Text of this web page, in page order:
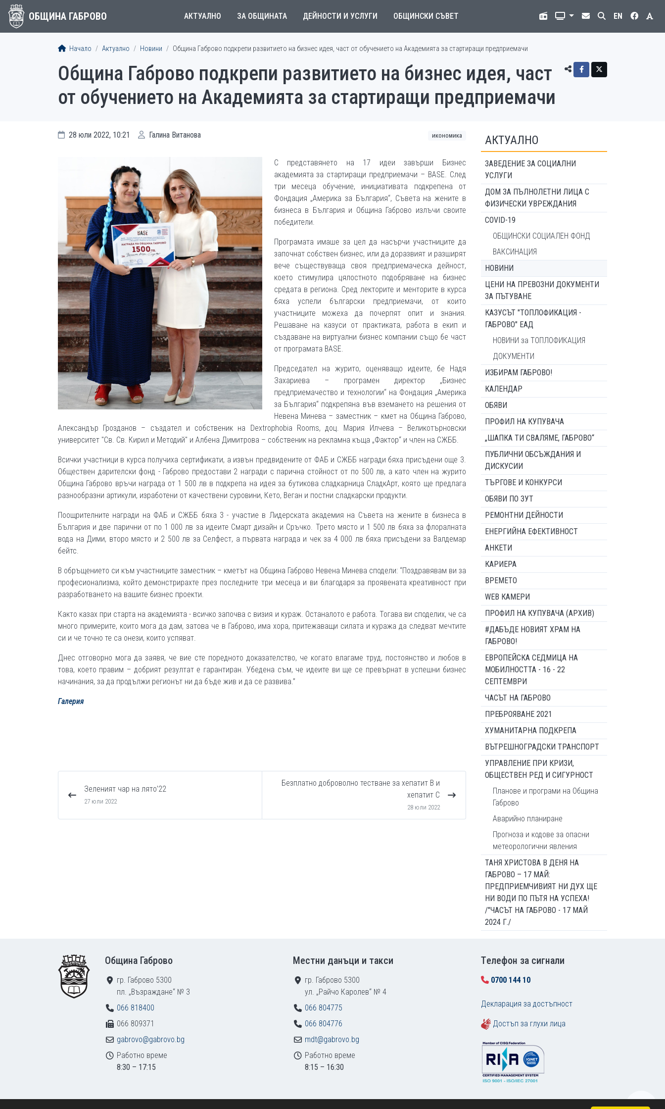
ОБЩИНА ГАБРОВО АКТУАЛНО ЗА ОБЩИНАТА ДЕЙНОСТИ И УСЛУГИ ОБЩИНСКИ СЪВЕТ EN
Начало Актуално Новини Община Габрово подкрепи развитието на бизнес идея, част от обучението на Академията за стартиращи предприемачи
Община Габрово подкрепи развитието на бизнес идея, част
от обучението на Академията за стартиращи предприемачи
28 юли 2022, 10:21 Галина Витанова икономика
С представянето на 17 идеи завърши Бизнес
академията за стартиращи предприемачи – BASE. След
три месеца обучение, инициативата подкрепена от
Фондация „Америка за България“, Съвета на жените в
бизнеса в България и Община Габрово излъчи своите
победители.
Програмата имаше за цел да насърчи участниците да
започнат собствен бизнес, или да доразвият и разширят
вече съществуваща своя предприемаческа дейност,
което стимулира цялостното подобряване на бизнес
средата в региона. Сред лекторите и менторите в курса
бяха успели български предприемачи, от които
участниците можеха да почерпят опит и знания.
Решаване на казуси от практиката, работа в екип и
създаване на виртуални бизнес компании също бе част
от програмата BASE.
Председател на журито, оценяващо идеите, бе Надя
Захариева – програмен директор „Бизнес
предприемачество и технологии“ на Фондация „Америка
за България“ подкрепяна във вземането на решения от
Невена Минева – заместник – кмет на Община Габрово,
Александър Грозданов – създател и собственик на Dextrophobia Rooms, доц. Мария Илчева – Великотърновски
университет "Св. Св. Кирил и Методий" и Албена Димитрова – собственик на рекламна къща „Фактор“ и член на СЖББ.
Всички участници в курса получиха сертификати, а извън предвидените от ФАБ и СЖББ награди бяха присъдени още 3.
Обществен дарителски фонд - Габрово предостави 2 награди с парична стойност от по 500 лв, а като член на журито
Община Габрово връчи награда от 1 500 лв в подкрепа на идея за бутикова сладкарница СладкАрт, която ще предлага
разнообразни артикули, изработени от качествени суровини, Кето, Веган и постни сладкарски продукти.
Поощрителните награди на ФАБ и СЖББ бяха 3 - участие в Лидерската академия на Съвета на жените в бизнеса в
България и две парични от по 1 000 лв за идеите Смарт дизайн и Сръчко. Трето място и 1 500 лв бяха за флоралната
вода на Дими, второ място и 2 500 лв за Селфест, а първата награда и чек за 4 000 лв бяха присъдени за Валдемар
бейтс.
В обръщението си към участниците заместник – кметът на Община Габрово Невена Минева сподели: “Поздравявам ви за
професионализма, който демонстрирахте през последните три месеца и ви благодаря за проявената креативност при
разработването на вашите бизнес проекти.
Както казах при старта на академията - всичко започва с визия и кураж. Останалото е работа. Тогава ви споделих, че са
много примерите, които мога да дам, затова че в Габрово, има хора, притежаващи силата и куража да следват мечтите
си и че точно те са онези, които успяват.
Днес отговорно мога да заявя, че вие сте поредното доказателство, че когато влагаме труд, постоянство и любов в
това, което правим – добрият резултат е гарантиран. Убедена съм, че идеите ви ще се превърнат в успешни бизнес
начинания, за да продължи регионът ни да бъде жив и да се развива.”
Галерия
Зеленият чар на лято’22
27 юли 2022
Безплатно доброволно тестване за хепатит В и
хепатит С
28 юли 2022
АКТУАЛНО
ЗАВЕДЕНИЕ ЗА СОЦИАЛНИ
УСЛУГИ
ДОМ ЗА ПЪЛНОЛЕТНИ ЛИЦА С
ФИЗИЧЕСКИ УВРЕЖДАНИЯ
COVID-19
ОБЩИНСКИ СОЦИАЛЕН ФОНД
ВАКСИНАЦИЯ
НОВИНИ
ЦЕНИ НА ПРЕВОЗНИ ДОКУМЕНТИ
ЗА ПЪТУВАНЕ
КАЗУСЪТ "ТОПЛОФИКАЦИЯ -
ГАБРОВО" ЕАД
НОВИНИ за ТОПЛОФИКАЦИЯ
ДОКУМЕНТИ
ИЗБИРАМ ГАБРОВО!
КАЛЕНДАР
ОБЯВИ
ПРОФИЛ НА КУПУВАЧА
„ШАПКА ТИ СВАЛЯМЕ, ГАБРОВО“
ПУБЛИЧНИ ОБСЪЖДАНИЯ И
ДИСКУСИИ
ТЪРГОВЕ И КОНКУРСИ
ОБЯВИ ПО ЗУТ
РЕМОНТНИ ДЕЙНОСТИ
ЕНЕРГИЙНА ЕФЕКТИВНОСТ
АНКЕТИ
КАРИЕРА
ВРЕМЕТО
WEB КАМЕРИ
ПРОФИЛ НА КУПУВАЧА (АРХИВ)
#ДАБЪДЕ НОВИЯТ ХРАМ НА
ГАБРОВО!
ЕВРОПЕЙСКА СЕДМИЦА НА
МОБИЛНОСТТА - 16 - 22
СЕПТЕМВРИ
ЧАСЪТ НА ГАБРОВО
ПРЕБРОЯВАНЕ 2021
ХУМАНИТАРНА ПОДКРЕПА
ВЪТРЕШНОГРАДСКИ ТРАНСПОРТ
УПРАВЛЕНИЕ ПРИ КРИЗИ,
ОБЩЕСТВЕН РЕД И СИГУРНОСТ
Планове и програми на Община
Габрово
Аварийно планиране
Прогноза и кодове за опасни
метеорологични явления
ТАНЯ ХРИСТОВА В ДЕНЯ НА
ГАБРОВО – 17 МАЙ:
ПРЕДПРИЕМЧИВИЯТ НИ ДУХ ЩЕ
НИ ВОДИ ПО ПЪТЯ НА УСПЕХА!
/"ЧАСЪТ НА ГАБРОВО - 17 МАЙ
2024 Г./
Община Габрово
гр. Габрово 5300
пл. „Възраждане“ № 3
066 818400
066 809371
gabrovo@gabrovo.bg
Работно време
8:30 – 17:15
Местни данъци и такси
гр. Габрово 5300
ул. „Райчо Каролев“ № 4
066 804775
066 804776
mdt@gabrovo.bg
Работно време
8:15 – 16:30
Tелефон за сигнали
0700 144 10
Декларация за достъпност
Достъп за глухи лица